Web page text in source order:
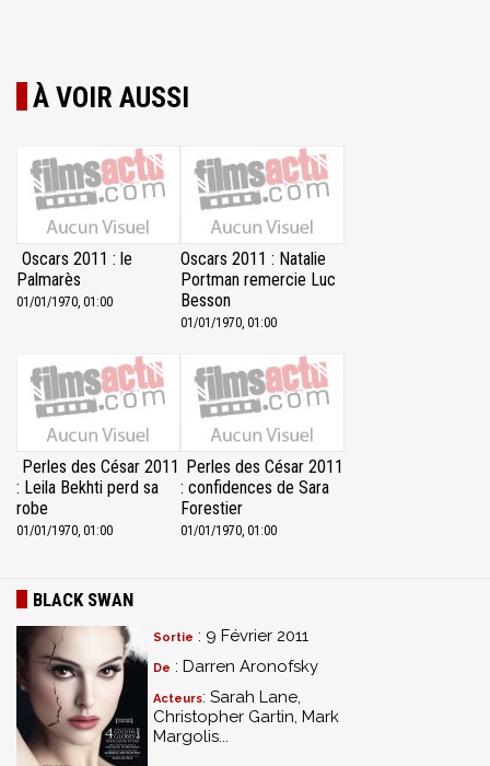
À VOIR AUSSI
Oscars 2011 : le
Palmarès
01/01/1970, 01:00
Oscars 2011 : Natalie
Portman remercie Luc
Besson
01/01/1970, 01:00
Perles des César 2011
: Leila Bekhti perd sa
robe
01/01/1970, 01:00
Perles des César 2011
: confidences de Sara
Forestier
01/01/1970, 01:00
BLACK SWAN
Sortie : 9 Février 2011
De : Darren Aronofsky
Acteurs: Sarah Lane,
Christopher Gartin, Mark
Margolis...